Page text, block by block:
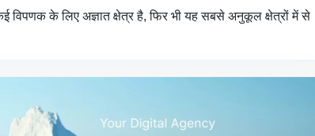
विपणक के लिए अज्ञात क्षेत्र है, फिर भी यह सबसे अनुकूल क्षेत्रों में से